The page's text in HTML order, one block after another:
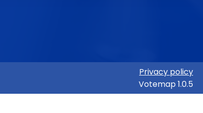
Privacy policy
Votemap 1.0.5